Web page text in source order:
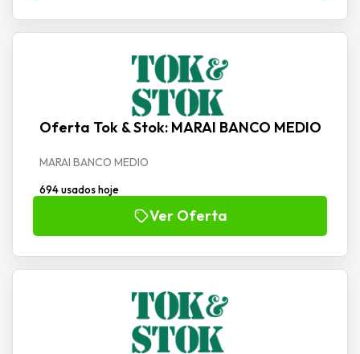
Oferta Tok & Stok: MARAI BANCO MEDIO
MARAI BANCO MEDIO
694 usados hoje
Ver Oferta